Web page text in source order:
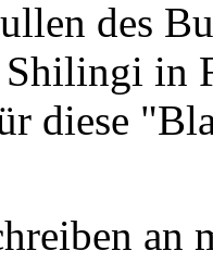
des
Shilingi in
diese